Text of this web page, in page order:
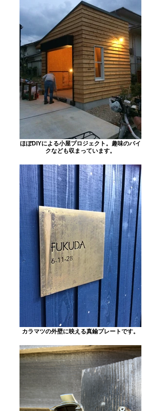
ほぼDIYによる小屋プロジェクト。趣味のバイ
クなども収まっています。
カラマツの外壁に映える真鍮プレートです。